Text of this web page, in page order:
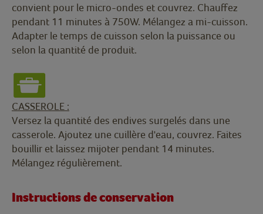
convient pour le micro-ondes et couvrez. Chauffez
pendant 11 minutes à 750W. Mélangez a mi-cuisson.
Adapter le temps de cuisson selon la puissance ou
selon la quantité de produit.
CASSEROLE :
Versez la quantité des endives surgelés dans une
casserole. Ajoutez une cuillère d'eau, couvrez. Faites
bouillir et laissez mijoter pendant 14 minutes.
Mélangez régulièrement.
Instructions de conservation